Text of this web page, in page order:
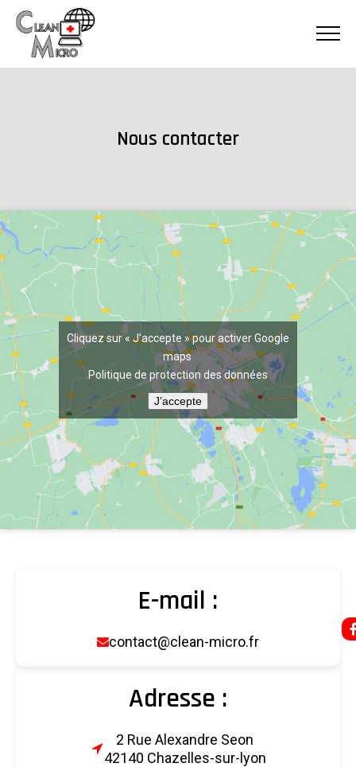
Nous contacter
Cliquez sur « J’accepte » pour activer Google
maps
Politique de protection des données
J’accepte
E-mail :
contact@clean-micro.fr
Adresse :
2 Rue Alexandre Seon
42140 Chazelles-sur-lyon